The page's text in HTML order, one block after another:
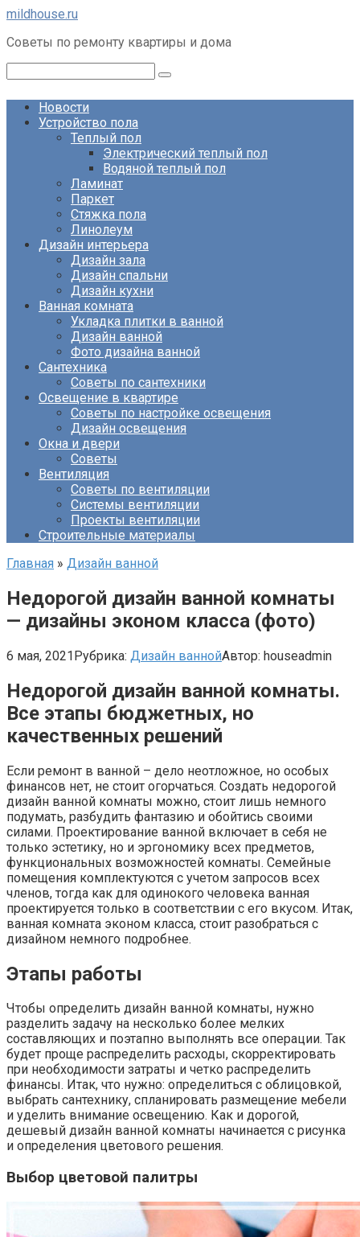
Перейти
контенту
mildhouse.ru
Советы по ремонту квартиры и дома
Новости
Устройство пола
Теплый пол
Электрический теплый пол
Водяной теплый пол
Ламинат
Паркет
Стяжка пола
Линолеум
Дизайн интерьера
Дизайн зала
Дизайн спальни
Дизайн кухни
Ванная комната
Укладка плитки в ванной
Дизайн ванной
Фото дизайна ванной
Сантехника
Советы по сантехники
Освещение в квартире
Советы по настройке освещения
Дизайн освещения
Окна и двери
Советы
Вентиляция
Советы по вентиляции
Системы вентиляции
Проекты вентиляции
Строительные материалы
Главная » Дизайн ванной
Недорогой дизайн ванной комнаты
— дизайны эконом класса (фото)
6 мая, 2021Рубрика: Дизайн ваннойАвтор: houseadmin
Недорогой дизайн ванной комнаты.
Все этапы бюджетных, но
качественных решений
Если ремонт в ванной – дело неотложное, но особых
финансов нет, не стоит огорчаться. Создать недорогой
дизайн ванной комнаты можно, стоит лишь немного
подумать, разбудить фантазию и обойтись своими
силами. Проектирование ванной включает в себя не
только эстетику, но и эргономику всех предметов,
функциональных возможностей комнаты. Семейные
помещения комплектуются с учетом запросов всех
членов, тогда как для одинокого человека ванная
проектируется только в соответствии с его вкусом. Итак,
ванная комната эконом класса, стоит разобраться с
дизайном немного подробнее.
Этапы работы
Чтобы определить дизайн ванной комнаты, нужно
разделить задачу на несколько более мелких
составляющих и поэтапно выполнять все операции. Так
будет проще распределить расходы, скорректировать
при необходимости затраты и четко распределить
финансы. Итак, что нужно: определиться с облицовкой,
выбрать сантехнику, спланировать размещение мебели
и уделить внимание освещению. Как и дорогой,
дешевый дизайн ванной комнаты начинается с рисунка
и определения цветового решения.
Выбор цветовой палитры